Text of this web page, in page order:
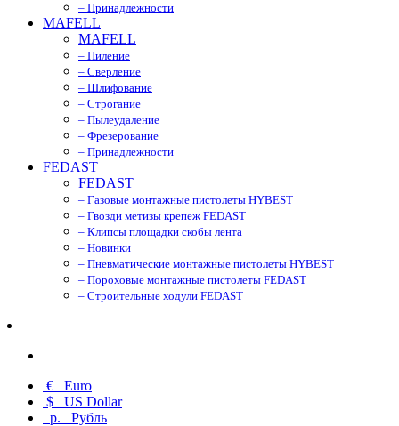
– Принадлежности
MAFELL
MAFELL
– Пиление
– Сверление
– Шлифование
– Строгание
– Пылеудаление
– Фрезерование
– Принадлежности
FEDAST
FEDAST
– Газовые монтажные пистолеты HYBEST
– Гвозди метизы крепеж FEDAST
– Клипсы площадки скобы лента
– Новинки
– Пневматические монтажные пистолеты HYBEST
– Пороховые монтажные пистолеты FEDAST
– Строительные ходули FEDAST
€ Euro
$ US Dollar
р. Рубль